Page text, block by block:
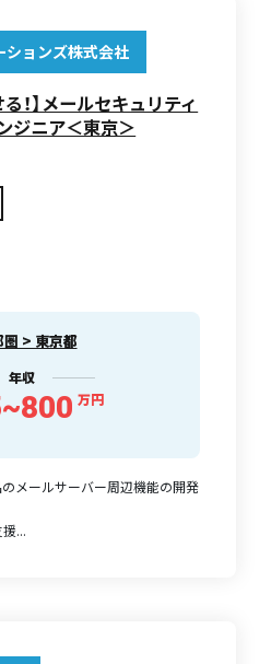
ションズ株式会社
！】メールセキュリティ
ジニア＜東京＞
圏 > 東京都
年収
万円
のメールサーバー周辺機能の開発
...